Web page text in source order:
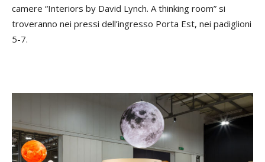
camere “Interiors by David Lynch. A thinking room” si
troveranno nei pressi dell’ingresso Porta Est, nei padiglioni
5-7.